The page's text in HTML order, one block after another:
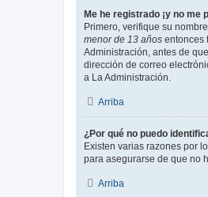
Me he registrado ¡y no me
Primero, verifique su
menor de 13 años entonces
Administración, antes de
dirección de correo
a La Administración.
Arriba
¿Por qué no puedo
Existen varias razones por
para asegurarse de que no
Arriba